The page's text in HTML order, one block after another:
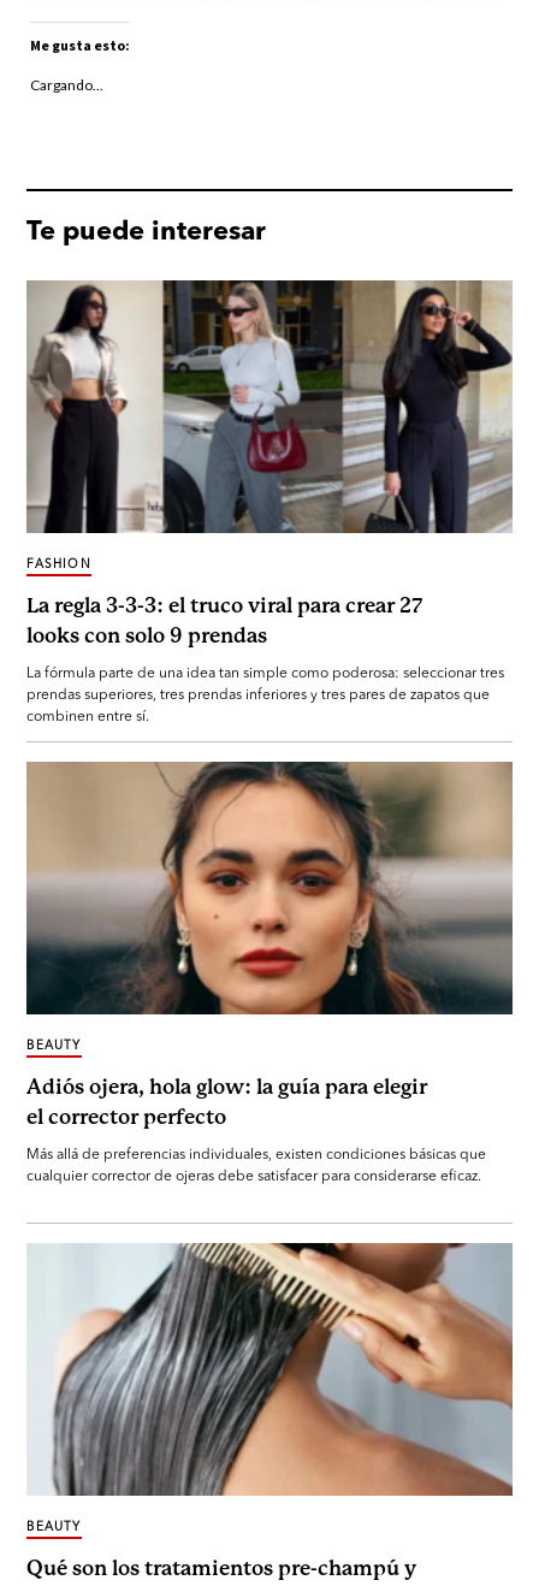
Me gusta esto:
Cargando...
Te puede interesar
La regla 3-3-3: el truco viral para crear 27
looks con solo 9 prendas
FASHION
La fórmula parte de una idea tan simple como poderosa: seleccionar tres
prendas superiores, tres prendas inferiores y tres pares de zapatos que
combinen entre sí.
Adiós ojera, hola glow: la guía para elegir
el corrector perfecto
BEAUTY
Más allá de preferencias individuales, existen condiciones básicas que
cualquier corrector de ojeras debe satisfacer para considerarse eficaz.
Qué son los tratamientos pre-champú y
BEAUTY